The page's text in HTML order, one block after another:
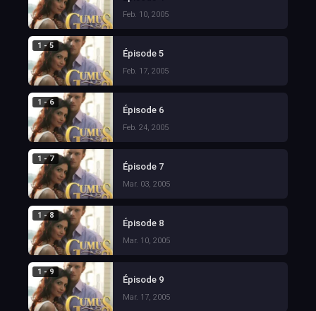
Feb. 10, 2005
1 - 5
Épisode 5
Feb. 17, 2005
1 - 6
Épisode 6
Feb. 24, 2005
1 - 7
Épisode 7
Mar. 03, 2005
1 - 8
Épisode 8
Mar. 10, 2005
1 - 9
Épisode 9
Mar. 17, 2005